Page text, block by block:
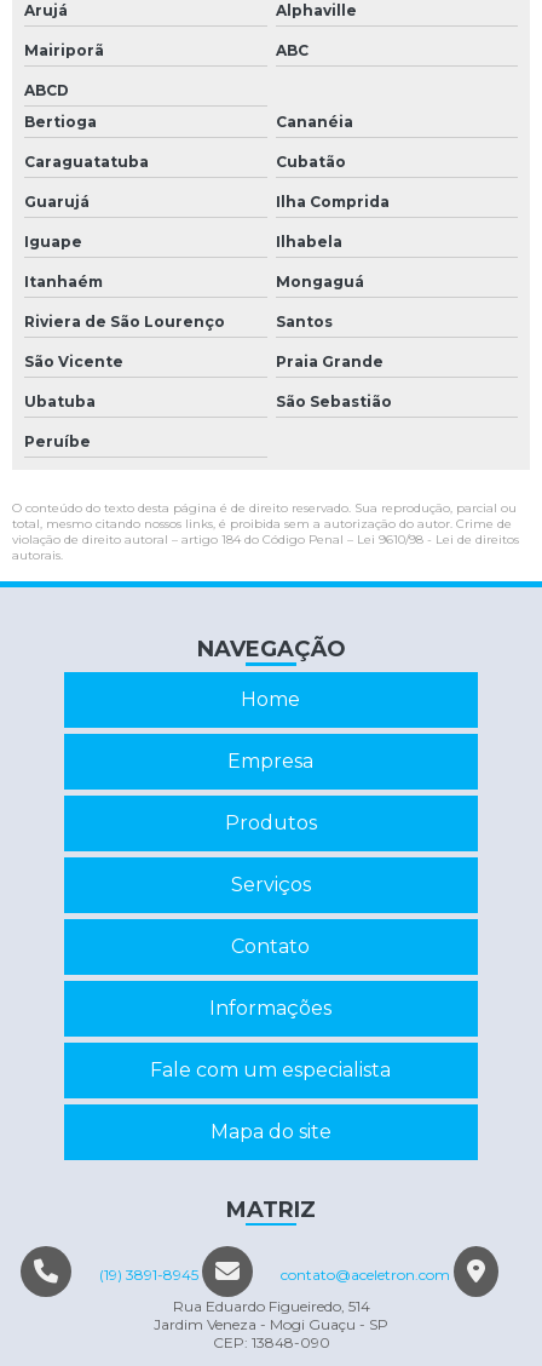
Servo válvulas hidráulicas
Servoacionamentos
Sistema de servoacionamento
Teclado de membrana industrial
Teclado industrial
Conversor tensão
Conversor tensão corrente
Empresa de manutenção de nobreak
Interface serial
Interface serial rs232
Inversor de frequência industrial
Inversor de frequência manutenção
Manutenção de cnc
Manutenção de estabilizadores e nobreaks
Manutenção de nobreaks sp
Recuperação de circuitos eletrônicos
Reparo em eletrônicos
Servo motor manutenção
Arujá Alphaville
Mairiporã ABC
ABCD
Bertioga
Cananéia
Caraguatatuba Cubatão
Guarujá Ilha Comprida
Iguape Ilhabela
Itanhaém Mongaguá
Riviera de São Lourenço Santos
São Vicente Praia Grande
Ubatuba São Sebastião
Peruíbe
O conteúdo do texto desta página é de direito reservado. Sua reprodução, parcial ou
total, mesmo citando nossos links, é proibida sem a autorização do autor. Crime de
violação de direito autoral – artigo 184 do Código Penal – Lei 9610/98 - Lei de direitos
autorais.
NAVEGAÇÃO
Home
Empresa
Produtos
Serviços
Contato
Informações
Fale com um especialista
Mapa do site
MATRIZ
(19) 3891-8945
contato@aceletron.com
Rua Eduardo Figueiredo, 514
Jardim Veneza - Mogi Guaçu - SP
CEP: 13848-090